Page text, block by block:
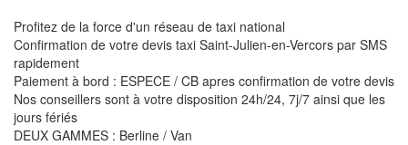
Profitez de la force d'un réseau de taxi national
Confirmation de votre devis taxi Saint-Julien-en-Vercors par SMS
rapidement
Paiement à bord : ESPECE / CB apres confirmation de votre devis
Nos conseillers sont à votre disposition 24h/24, 7j/7 ainsi que les
jours fériés
DEUX GAMMES : Berline / Van